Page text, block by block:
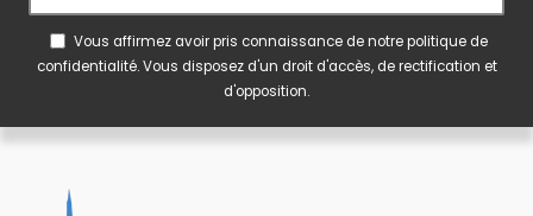
Vous affirmez avoir pris connaissance de notrepolitique de
confidentialité. Vous disposez d'un droit d'accès, de rectification et
d'opposition.